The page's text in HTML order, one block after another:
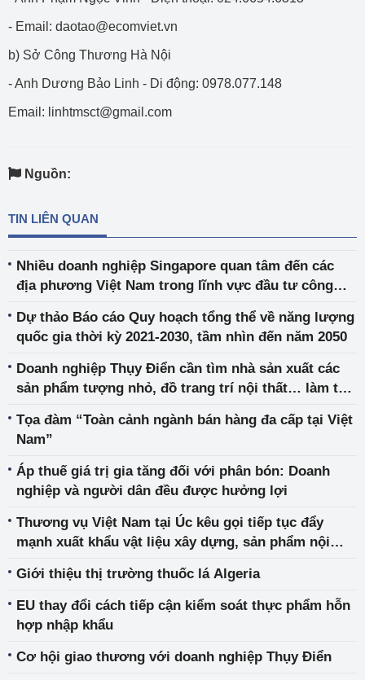
- Email: daotao@ecomviet.vn
b) Sở Công Thương Hà Nội
- Anh Dương Bảo Linh - Di động: 0978.077.148
Email: linhtmsct@gmail.com
Nguồn:
TIN LIÊN QUAN
Nhiều doanh nghiệp Singapore quan tâm đến các
địa phương Việt Nam trong lĩnh vực đầu tư công
Dự thảo Báo cáo Quy hoạch tổng thể về năng lượng
quốc gia thời kỳ 2021-2030, tầm nhìn đến năm 2050
Doanh nghiệp Thụy Điển cần tìm nhà sản xuất các
sản phẩm tượng nhỏ, đồ trang trí nội thất… làm từ
Tọa đàm “Toàn cảnh ngành bán hàng đa cấp tại Việt
Nam”
Áp thuế giá trị gia tăng đối với phân bón: Doanh
nghiệp và người dân đều được hưởng lợi
Thương vụ Việt Nam tại Úc kêu gọi tiếp tục đẩy
mạnh xuất khẩu vật liệu xây dựng, sản phẩm nội
Giới thiệu thị trường thuốc lá Algeria
EU thay đổi cách tiếp cận kiểm soát thực phẩm hỗn
hợp nhập khẩu
Cơ hội giao thương với doanh nghiệp Thụy Điển